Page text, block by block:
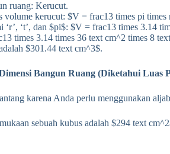
ruang: Kerucut.
volume kerucut: $V = frac13 times pi times
‘r’, ‘t’, dan $pi$: $V = frac13 times 3.14
times 3.14 times 36 text cm^2 times 8
$301.44 text cm^3$.
Bangun Ruang (Diketahui Luas
karena Anda perlu menggunakan
sebuah kubus adalah $294 text